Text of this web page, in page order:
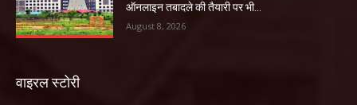
ऑनलाइन तबादले की तैयारी पर भी...
August 8, 2026
वाइरल स्टोरी